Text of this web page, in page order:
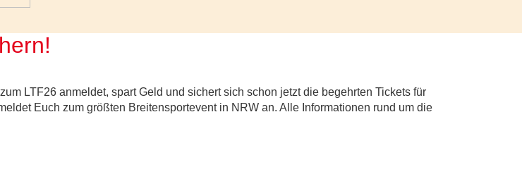
LTF26 anmeldet, spart Geld und sichert sich schon jetzt die begehrten Tickets für
Euch zum größten Breitensportevent in NRW an. Alle Informationen rund um die